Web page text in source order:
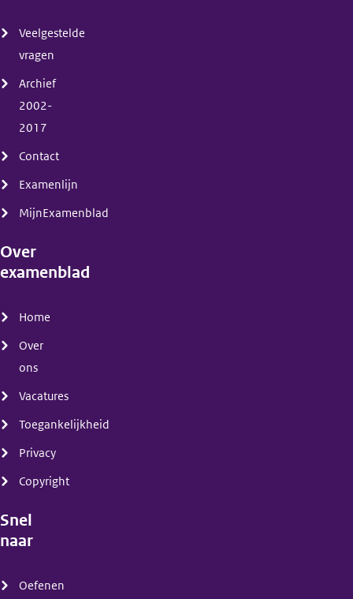
Veelgestelde
vragen
Archief
2002-
2017
Contact
Examenlijn
MijnExamenblad
Over
examenblad
Home
Over
ons
Vacatures
Toegankelijkheid
Privacy
Copyright
Snel
naar
Oefenen